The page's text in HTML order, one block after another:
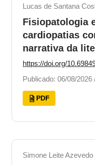
Lucas de Santana
Fisiopatologia
cardiopatias
narrativa da
https://doi.org/
Publicado: 06/08/
PDF
Simone Leite